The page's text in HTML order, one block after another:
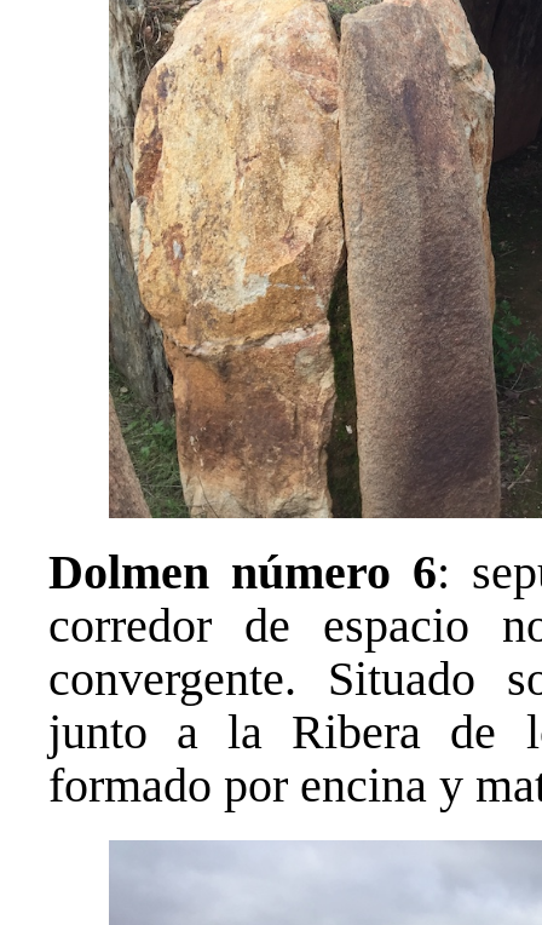
Dolmen número 6:
corredor de espacio
convergente. Situado
junto a la Ribera de
formado por encina y